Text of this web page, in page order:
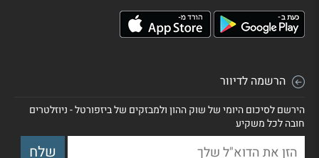
הרשמה לדיוור
הירשם לסיכום היומי של שוק ההון ולמבזקים של ביזפורטל - ניוזלטרים
חובה לכל משקיע